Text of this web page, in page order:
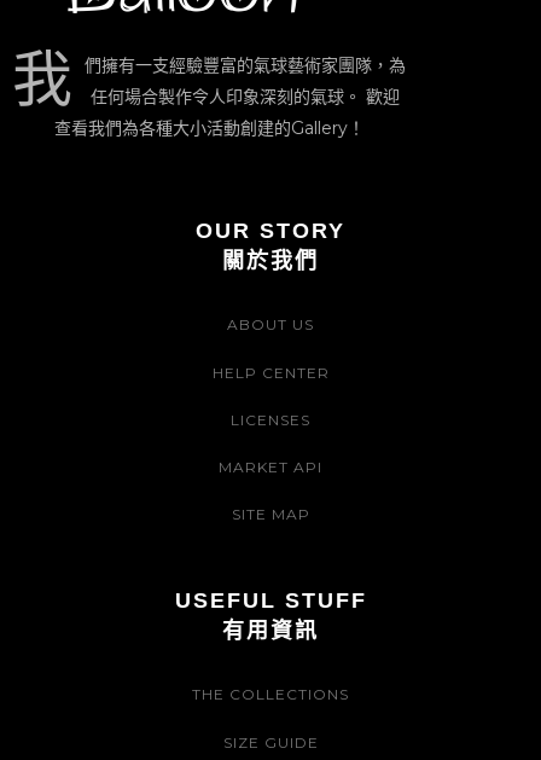
我
們擁有一支經驗豐富的氣球藝術家團隊，為
任何場合製作令人印象深刻的氣球。 歡迎
查看我們為各種大小活動創建的Gallery！
OUR STORY
關於我們
ABOUT US
HELP CENTER
LICENSES
MARKET API
SITE MAP
USEFUL STUFF
有用資訊
THE COLLECTIONS
SIZE GUIDE